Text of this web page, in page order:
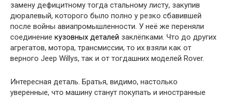
замену дефицитному тогда стальному листу, закупив
дюралевый, которого было полно у резко сбавившей
после войны авиапромышленности. У неё же переняли
соединение кузовных деталей заклёпками. Что до других
агрегатов, мотора, трансмиссии, то их взяли как от
верного Jeep Willys, так и от тогдашних моделей Rover.
Интересная деталь. Братья, видимо, настолько
уверенные, что машину станут покупать и иностранные